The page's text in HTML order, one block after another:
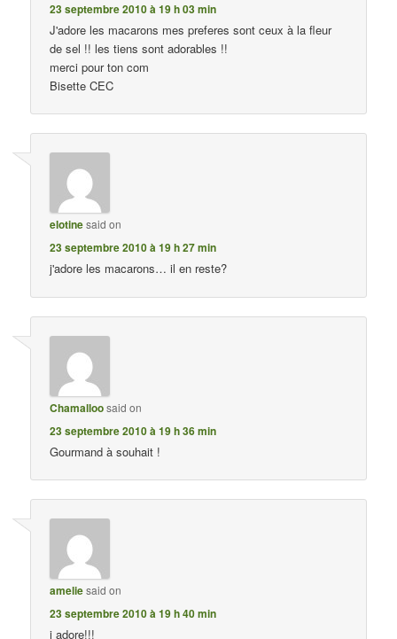
23 septembre 2010 à 19 h 03 min
J'adore les macarons mes preferes sont ceux à la fleur
de sel !! les tiens sont adorables !!
merci pour ton com
Bisette CEC
elotinesaid on
23 septembre 2010 à 19 h 27 min
j'adore les macarons… il en reste?
Chamalloosaid on
23 septembre 2010 à 19 h 36 min
Gourmand à souhait !
ameliesaid on
23 septembre 2010 à 19 h 40 min
j adore!!!